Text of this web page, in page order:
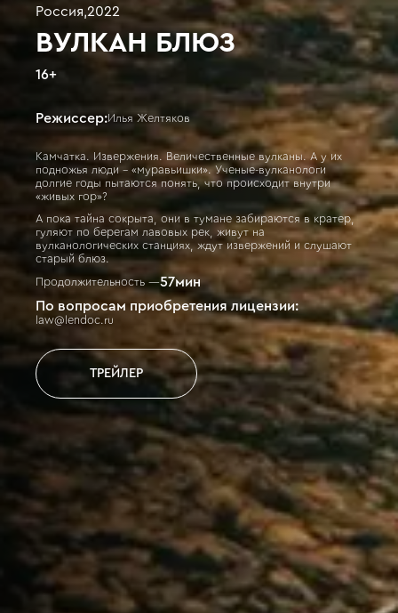
Россия,2022
ВУЛКАН БЛЮЗ
16+
Режиссер:Илья Желтяков
Камчатка. Извержения. Величественные вулканы. А у их
подножья люди – «муравьишки». Ученые-вулканологи
долгие годы пытаются понять, что происходит внутри
«живых гор»?
А пока тайна сокрыта, они в тумане забираются в кратер,
гуляют по берегам лавовых рек, живут на
вулканологических станциях, ждут извержений и слушают
старый блюз.
Продолжительность —57мин
По вопросам приобретения лицензии:
law@lendoc.ru
ТРЕЙЛЕР